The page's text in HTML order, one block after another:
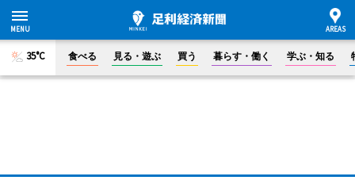
35°C 食べる 見る・遊ぶ 買う 暮らす・働く 学ぶ・知る